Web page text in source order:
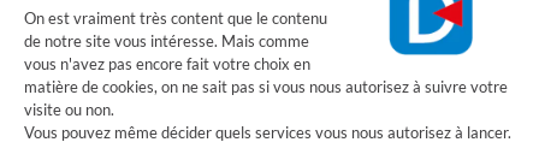
Plateforme de Gestion du
On est vraiment très content que le contenu
de notre site vous intéresse. Mais comme
vous n'avez pas encore fait votre choix en
matière de cookies, on ne sait pas si vous nous autorisez à suivre votre
visite ou non.
Vous pouvez même décider quels services vous nous autorisez à lancer.
2 références
19,00 €